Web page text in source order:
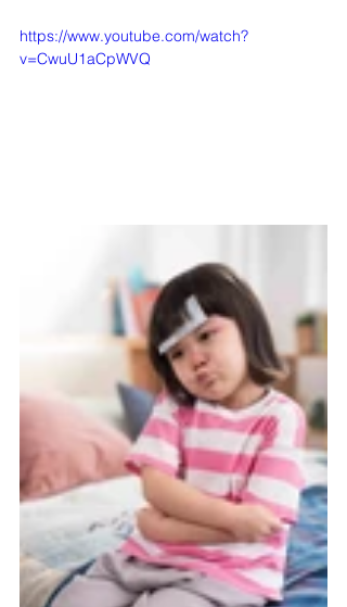
https://www.youtube.com/watch?
v=CwuU1aCpWVQ